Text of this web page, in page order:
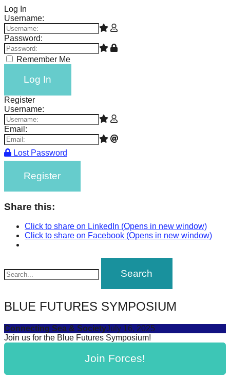
Log In
Username:
Password:
Remember Me
Log In
Register
Username:
Email:
Lost Password
Register
Share this:
Click to share on LinkedIn (Opens in new window)
Click to share on Facebook (Opens in new window)
BLUE FUTURES SYMPOSIUM
Connecting Sea & SocietyJuly 16, 2025
Join us for the Blue Futures Symposium!
Join Forces!